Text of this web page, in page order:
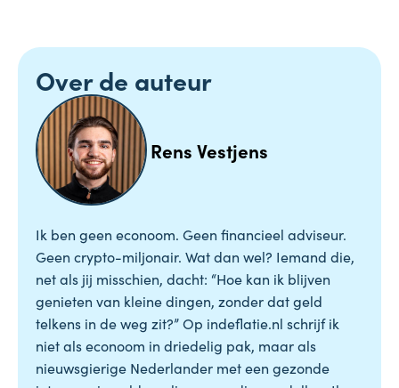
Over de auteur
Rens Vestjens
Ik ben geen econoom. Geen financieel adviseur.
Geen crypto-miljonair. Wat dan wel? Iemand die,
net als jij misschien, dacht: “Hoe kan ik blijven
genieten van kleine dingen, zonder dat geld
telkens in de weg zit?” Op indeflatie.nl schrijf ik
niet als econoom in driedelig pak, maar als
nieuwsgierige Nederlander met een gezonde